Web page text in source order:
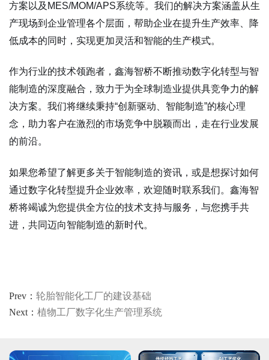
方案以及MES/MOM/APS系统等。我们的解决方案涵盖从生
产现场到企业管理各个层面，帮助企业在提升生产效率、降
低成本的同时，实现更加灵活和智能的生产模式。
作为行业的技术领跑者，鑫海智桥不断推动数字化转型与智
能制造的深度融合，致力于为全球制造业提供具竞争力的解
决方案。我们将继续秉持“创新驱动、智能制造”的核心理
念，助力客户在激烈的市场竞争中脱颖而出，走在行业发展
的前沿。
如果您希望了解更多关于智能制造的资讯，或是想探讨如何
通过数字化转型提升企业效率，欢迎随时联系我们。鑫海智
桥将竭诚为您提供全方位的技术支持与服务，与您携手共
进，共同迈向智能制造的新时代。
Prev： 轮胎智能化工厂的建设基础
Next： 植物工厂数字化生产管理系统